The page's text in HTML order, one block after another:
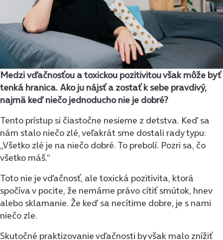
Medzi vďačnosťou a toxickou pozitivitou však môže byť
tenká hranica. Ako ju nájsť a zostať k sebe pravdivý,
najmä keď niečo jednoducho nie je dobré?
Tento prístup si čiastočne nesieme z detstva. Keď sa
nám stalo niečo zlé, veľakrát sme dostali rady typu:
„Všetko zlé je na niečo dobré. To prebolí. Pozri sa, čo
všetko máš.“
Toto nie je vďačnosť, ale toxická pozitivita, ktorá
spočíva v pocite, že nemáme právo cítiť smútok, hnev
alebo sklamanie. Že keď sa necítime dobre, je s nami
niečo zle.
Skutočné praktizovanie vďačnosti by však malo znížiť